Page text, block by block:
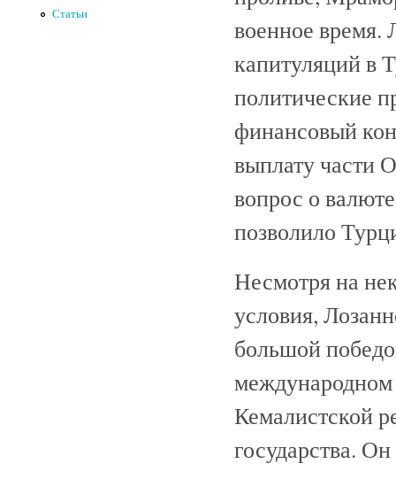
Статьи
военное время.
капитуляций в
политические
финансовый
выплату части
вопрос о
позволило
Несмотря на
условия,
большой
международном
Кемалистской
государства.